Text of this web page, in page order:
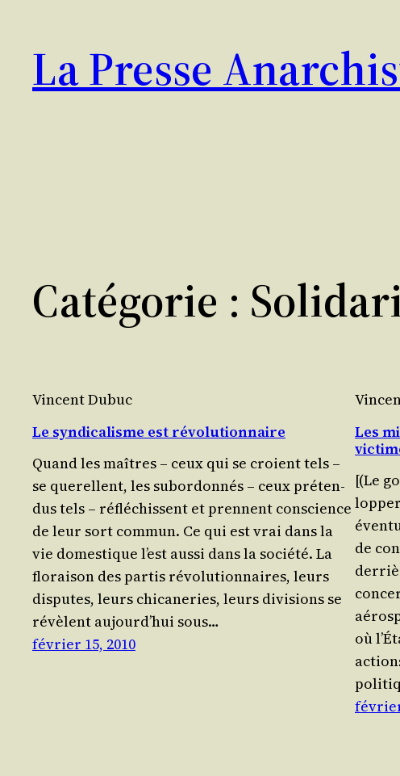
contenu
La Presse
Catégorie :
Vincent Dubuc
Le syndicalisme est révolutionnaire
Quand les maîtres – ceux qui se croient tels –
se que­rellent, les subor­don­nés – ceux pré­ten­
dus tels – réflé­chissent et prennent conscience
de leur sort com­mun. Ce qui est vrai dans la
vie domes­tique l’est aus­si dans la socié­té. La
flo­rai­son des par­tis révo­lu­tion­naires, leurs
dis­putes, leurs chi­ca­ne­ries, leurs divi­sions se
révèlent aujourd’­hui sous…
février 15, 2010
Les
[(Le
de
où